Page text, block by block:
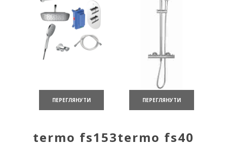
ПЕРЕГЛЯНУТИ ПЕРЕГЛЯНУТИ
termo fs153termo fs40